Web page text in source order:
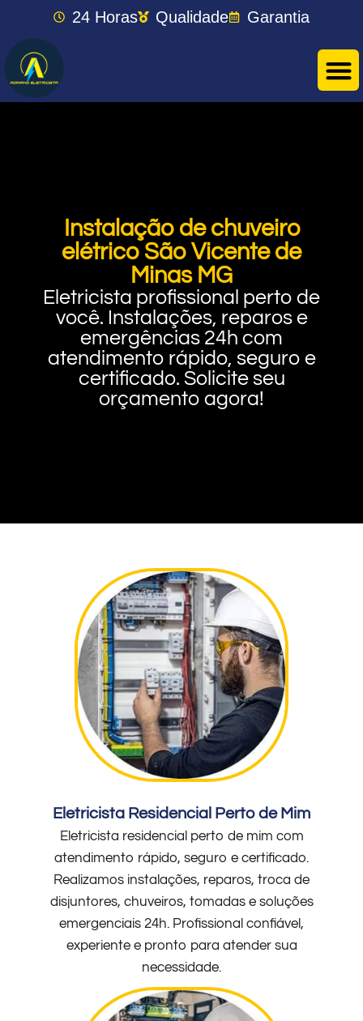
24 Horas Qualidade Garantia
Instalação de chuveiro
elétrico São Vicente de
Minas MG
Eletricista profissional perto de
você. Instalações, reparos e
emergências 24h com
atendimento rápido, seguro e
certificado. Solicite seu
orçamento agora!
Eletricista Residencial Perto de Mim
Eletricista residencial perto de mim com
atendimento rápido, seguro e certificado.
Realizamos instalações, reparos, troca de
disjuntores, chuveiros, tomadas e soluções
emergenciais 24h. Profissional confiável,
experiente e pronto para atender sua
necessidade.